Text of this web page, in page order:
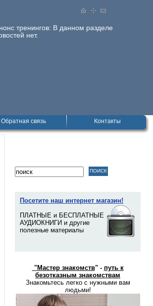
тренингов: В данном разделе
нет.
Обратная связь Контакты
Посетите наш интернет магазин!
ПЛАТНЫЕ и БЕСПЛАТНЫЕ
АУДИОКНИГИ и другие
полезные материалы
"Мастер знакомств" - путь к
безотказным знакомствам
Знакомьтесь легко с нужными вам
людьми!